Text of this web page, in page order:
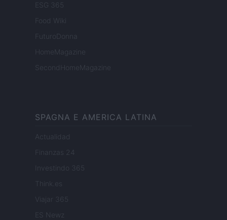
ESG 365
Food Wiki
FuturoDonna
HomeMagazine
SecondHomeMagazine
SPAGNA E AMERICA LATINA
Actualidad
Finanzas 24
Investindo 365
Think.es
Viajar 365
ES Newz